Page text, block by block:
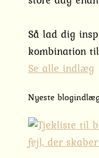
Så lad dig
kombination
Se alle indlæg
Nyeste blogindlæg